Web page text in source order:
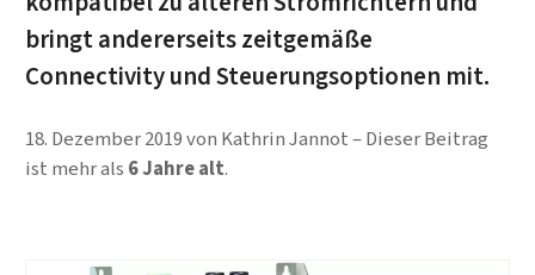
bringt anderer­seits zeit­gemäße
Connectivity und Steuerungs­optionen mit.
18. Dezember 2019von Kathrin Jannot
Dieser Beitrag
ist mehr als 6 Jahre alt.